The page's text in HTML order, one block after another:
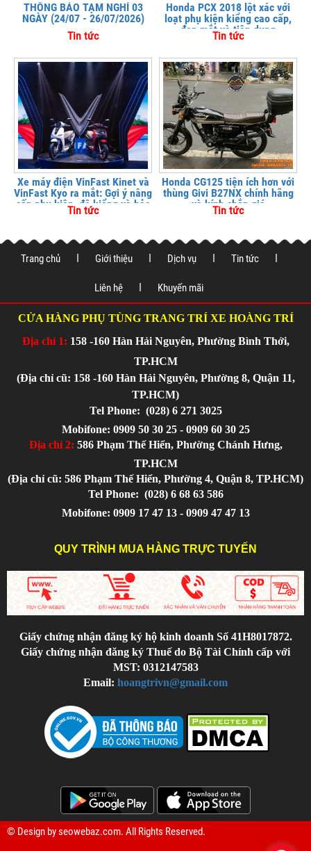
THÔNG BÁO TẠM NGHỈ 03
NGÀY (24/07 - 26/07/2026)
Tin tức
Honda PCX 2018 lột xác với
loạt phụ kiện kiểng cao cấp,
đẹp mắt và tiện dụng
Tin tức
Xe máy điện VinFast Kinet và
VinFast Kyo ra mắt: Gợi ý nâng
cấp phụ kiện, độ kiểng và bảo
vệ xe tại
Tin tức
Honda CG125 tiện ích hơn với
thùng Givi B27NX chính hãng
và kính chắn gió
Tin tức
Trang chủ Giới thiệu Dịch vụ Tin tức
Liên hệ Khuyến mãi
CỬA HÀNG PHỤ TÙNG TRANG TRÍ XE HOÀNG TRÍ
Địa chỉ 1: 158 -160 Hàn Hải Nguyên, Phường Bình Thới,
TP.HCM
(Địa chỉ cũ: 158 -160 Hàn Hải Nguyên, Phường 8, Quận 11,
TP.HCM)
Tel Phone: (028) 6 271 3025
Mobifone: 0909 50 30 25 - 0909 60 30 25
Địa chỉ 2: 586 Phạm Thế Hiển, Phường Chánh Hưng,
TP.HCM
(Địa chỉ cũ: 586 Phạm Thế Hiển, Phường 4, Quận 8, TP.HCM)
Tel Phone: (028) 6 68 63 586
Mobifone: 0909 17 47 13 - 0909 47 47 13
QUY TRÌNH MUA HÀNG TRỰC TUYẾN
Giấy chứng nhận đăng ký hộ kinh doanh Số 41H8017872.
Giấy chứng nhận đăng ký Thuế do Bộ Tài Chính cấp với
MST: 0312147583
Email: hoangtrivn@gmail.com
© Design byseowebaz.com. All Rights Reserved.